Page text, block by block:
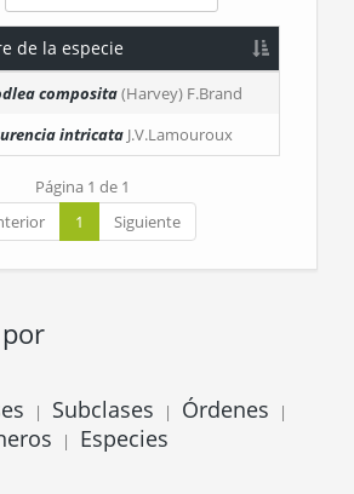
de la especie
composita(Harvey) F.Brand
intricata J.V.Lamouroux
Página 1 de 1
1 Siguiente
| Subclases | Órdenes |
| Especies